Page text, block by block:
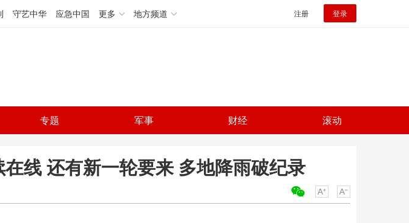
守艺中华 应急中国 更多 地方频道 注册 登录
专题 军事 财经 滚动
线 还有新一轮要来 多地降雨破纪录